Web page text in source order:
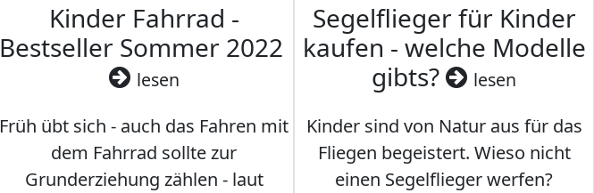
Kinder Fahrrad -
Bestseller Sommer 2022
lesen
Früh übt sich - auch das Fahren mit
dem Fahrrad sollte zur
Grunderziehung zählen - laut
Segelflieger für Kinder
kaufen - welche Modelle
gibts?
lesen
Kinder sind von Natur aus für das
Fliegen begeistert. Wieso nicht
einen Segelflieger werfen?